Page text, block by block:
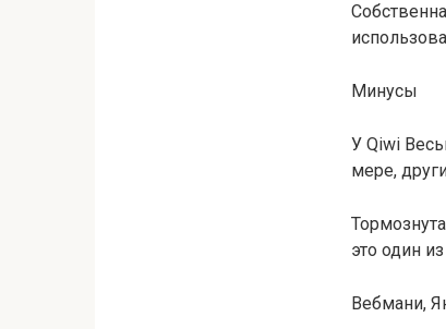
Минусы
У Qiwi
мере,
это один
Вебмани,